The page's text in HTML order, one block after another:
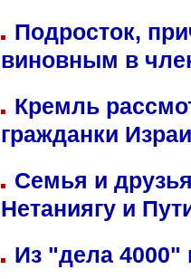
Подросток,
виновным в
Кремль
гражданки
Семья и
Нетаниягу и
Из "дела 4000"